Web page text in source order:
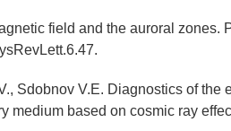
field and the auroral zones.
Sdobnov V.E. Diagnostics of the
medium based on cosmic ray